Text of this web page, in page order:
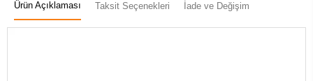
Ürün Açıklaması Taksit Seçenekleri İade ve Değişim